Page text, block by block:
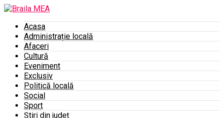
Acasa
Administrație locală
Afaceri
Cultură
Eveniment
Exclusiv
Politică locală
Social
Sport
Știri din județ